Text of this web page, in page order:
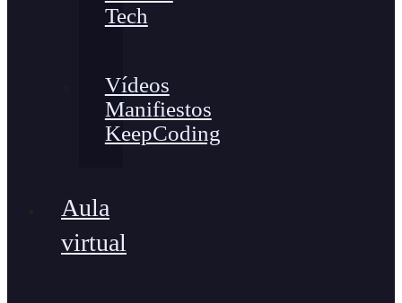
Tech
Vídeos
Manifiestos
KeepCoding
Aula
virtual